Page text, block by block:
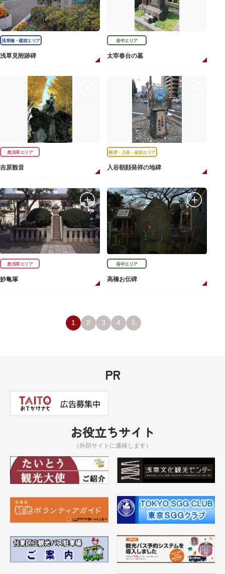
浅草橋・蔵前エリア
浅草見附跡碑
谷中エリア
太宰春台の墓
奥浅草エリア
吉原観音
根岸・入谷・金杉エリア
入谷朝顔発祥の地碑
奥浅草エリア
妙亀塚
谷中エリア
高橋お伝碑
1 2 3 4 5
PR
お役立ちサイト
（外部サイトに遷移します）